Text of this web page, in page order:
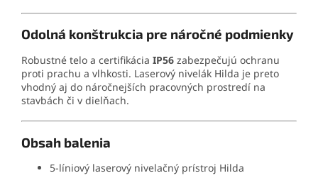
Odolná konštrukcia pre náročné podmienky
Robustné telo a certifikácia IP56 zabezpečujú ochranu
proti prachu a vlhkosti. Laserový nivelák Hilda je preto
vhodný aj do náročnejších pracovných prostredí na
stavbách či v dielňach.
Obsah balenia
5-líniový laserový nivelačný prístroj Hilda